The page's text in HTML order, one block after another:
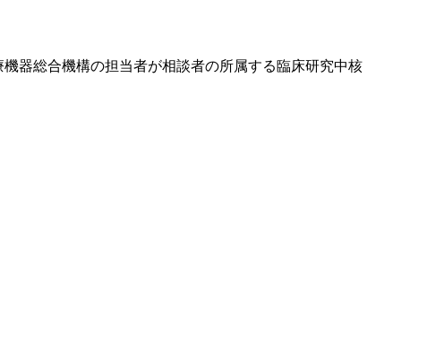
器総合機構の担当者が相談者の所属する臨床研究中核